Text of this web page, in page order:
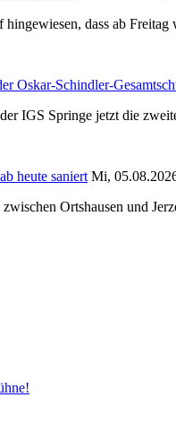
dass ab
Oskar-Schindler-
IGS Springe jetzt die
heute saniert Mi,
Ortshausen und